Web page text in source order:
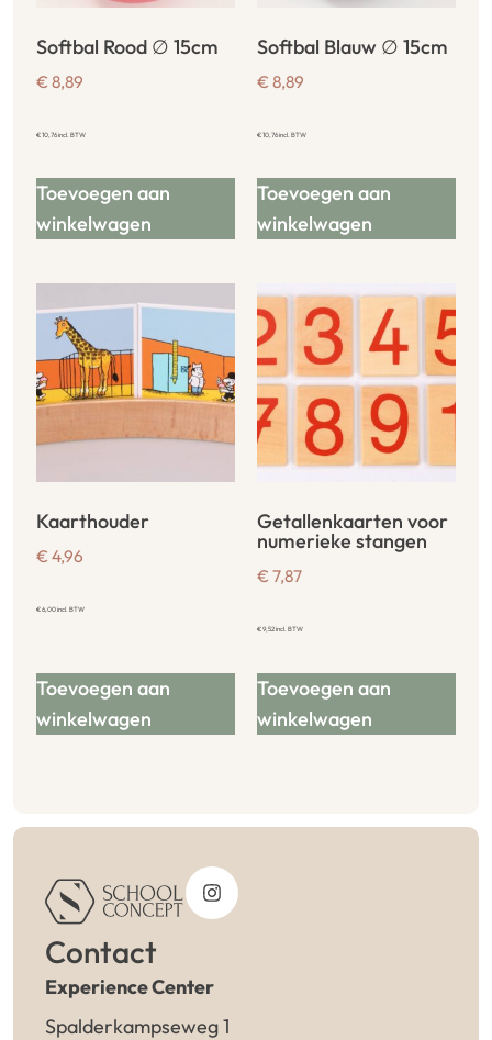
Softbal Rood ∅ 15cm
€ 8,89
€10,76incl. BTW
Toevoegen aan
winkelwagen
Softbal Blauw ∅ 15cm
€ 8,89
€10,76incl. BTW
Toevoegen aan
winkelwagen
Kaarthouder
€ 4,96
€6,00incl. BTW
Toevoegen aan
winkelwagen
Getallenkaarten voor
numerieke stangen
€ 7,87
€9,52incl. BTW
Toevoegen aan
winkelwagen
Contact
Experience Center
Spalderkampseweg 1